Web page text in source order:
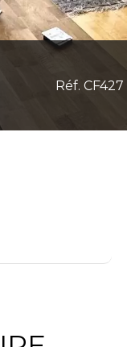
Réf. CF427